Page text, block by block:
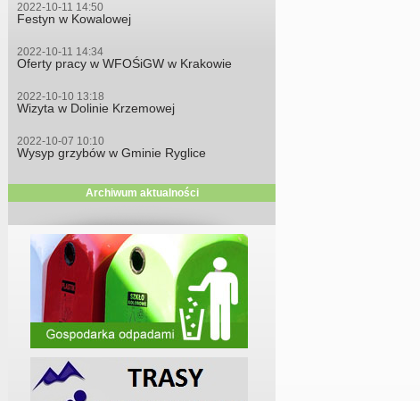
2022-10-11 14:50
Festyn w Kowalowej
2022-10-11 14:34
Oferty pracy w WFOŚiGW w Krakowie
2022-10-10 13:18
Wizyta w Dolinie Krzemowej
2022-10-07 10:10
Wysyp grzybów w Gminie Ryglice
Archiwum aktualności